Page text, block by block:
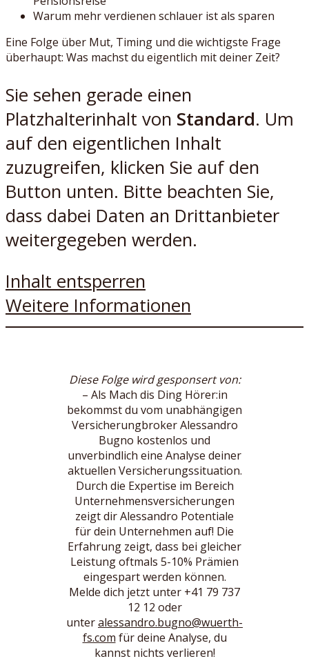
Warum mehr verdienen schlauer ist als sparen
Eine Folge über Mut, Timing und die wichtigste Frage
überhaupt: Was machst du eigentlich mit deiner Zeit?
Sie sehen gerade einen
Platzhalterinhalt von Standard. Um
auf den eigentlichen Inhalt
zuzugreifen, klicken Sie auf den
Button unten. Bitte beachten Sie,
dass dabei Daten an Drittanbieter
weitergegeben werden.
Inhalt entsperren
Weitere Informationen
Diese Folge wird gesponsert von:
– Als Mach dis Ding Hörer:in
bekommst du vom unabhängigen
Versicherungbroker Alessandro
Bugno kostenlos und
unverbindlich eine Analyse deiner
aktuellen Versicherungssituation.
Durch die Expertise im Bereich
Unternehmensversicherungen
zeigt dir Alessandro Potentiale
für dein Unternehmen auf! Die
Erfahrung zeigt, dass bei gleicher
Leistung oftmals 5-10% Prämien
eingespart werden können.
Melde dich jetzt unter +41 79 737
12 12 oder
unteralessandro.bugno@wuerth-
fs.com für deine Analyse, du
kannst nichts verlieren!